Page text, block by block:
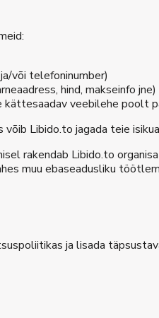
või telefoninumber)
hind, makseinfo jne)
veebilehe poolt
Libido.to jagada teie
rakendab Libido.to
muu ebaseadusliku
ja lisada